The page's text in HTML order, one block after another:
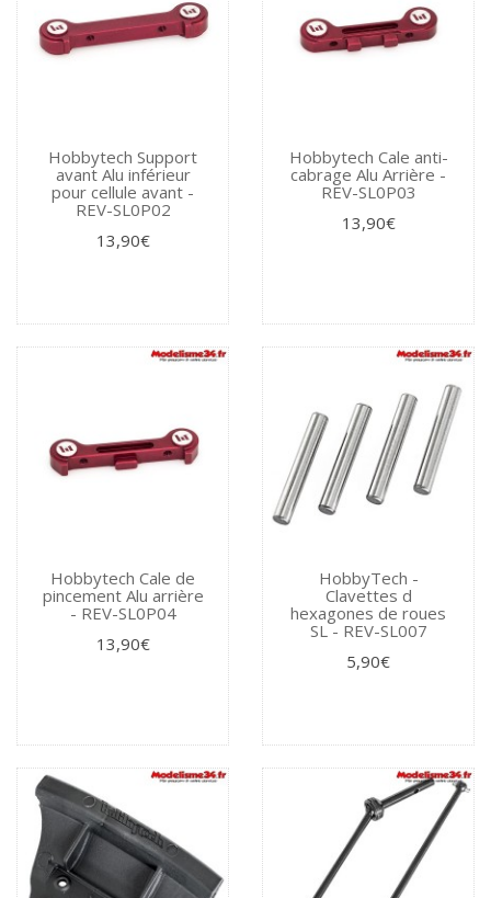
Hobbytech Support
avant Alu inférieur
pour cellule avant -
REV-SL0P02
13,90€
Hobbytech Cale anti-
cabrage Alu Arrière -
REV-SL0P03
13,90€
Hobbytech Cale de
pincement Alu arrière
- REV-SL0P04
13,90€
HobbyTech -
Clavettes d
hexagones de roues
SL - REV-SL007
5,90€